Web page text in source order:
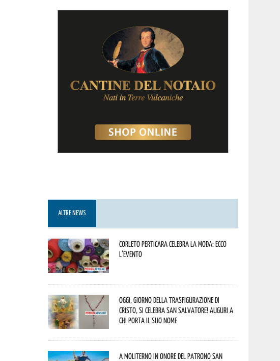
ALTRE NEWS
Corleto Perticara celebra la moda: ecco
l’evento
Oggi, giorno della Trasfigurazione di
Cristo, si celebra San Salvatore! Auguri a
chi porta il suo nome
A Moliterno in onore del Patrono San